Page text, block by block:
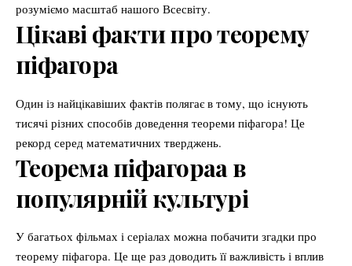
розуміємо масштаб нашого Всесвіту.
Цікаві факти про теорему
піфагора
Один із найцікавіших фактів полягає в тому, що існують
тисячі різних способів доведення теореми піфагора! Це
рекорд серед математичних тверджень.
Теорема піфагораа в
популярній культурі
У багатьох фільмах і серіалах можна побачити згадки про
теорему піфагора. Це ще раз доводить її важливість і вплив